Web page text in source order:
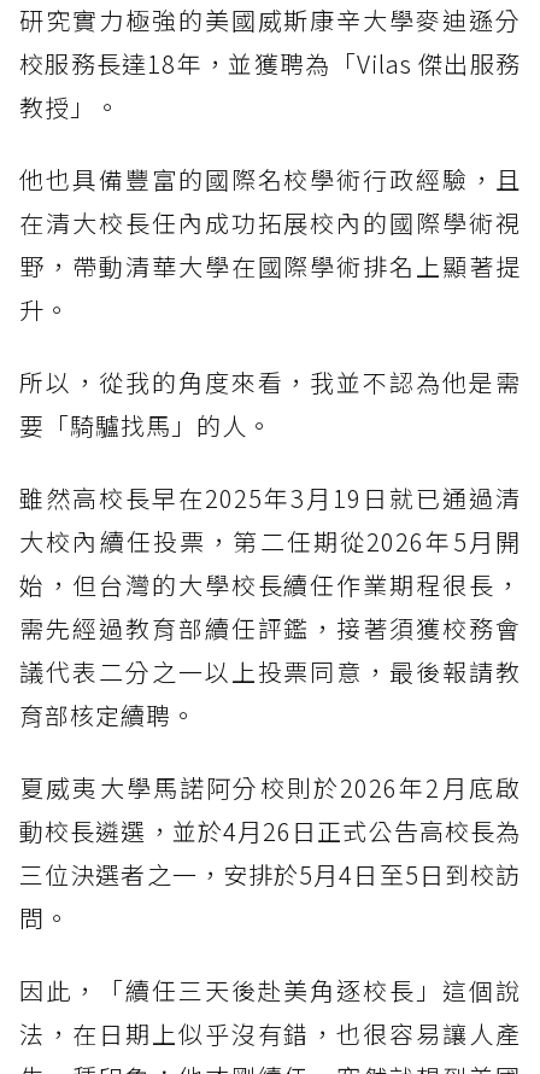
研究實力極強的美國威斯康辛大學麥迪遜分
校服務長達18年，並獲聘為「Vilas 傑出服務
教授」。
他也具備豐富的國際名校學術行政經驗，且
在清大校長任內成功拓展校內的國際學術視
野，帶動清華大學在國際學術排名上顯著提
升。
所以，從我的角度來看，我並不認為他是需
要「騎驢找馬」的人。
雖然高校長早在2025年3月19日就已通過清
大校內續任投票，第二任期從2026年5月開
始，但台灣的大學校長續任作業期程很長，
需先經過教育部續任評鑑，接著須獲校務會
議代表二分之一以上投票同意，最後報請教
育部核定續聘。
夏威夷大學馬諾阿分校則於2026年2月底啟
動校長遴選，並於4月26日正式公告高校長為
三位決選者之一，安排於5月4日至5日到校訪
問。
因此，「續任三天後赴美角逐校長」這個說
法，在日期上似乎沒有錯，也很容易讓人產